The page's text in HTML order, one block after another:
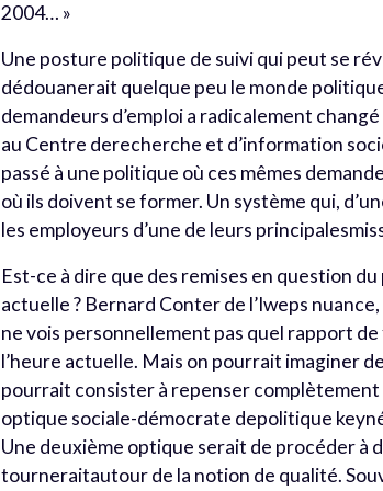
2004… »
Une posture politique de suivi qui peut se
dédouanerait quelque peu le monde
demandeurs d’emploi a radicalement
au Centre derecherche et d’information
passé à une politique où ces mêmes
où ils doivent se former. Un système qui,
les employeurs d’une de leurs
Est-ce à dire que des remises en question
actuelle ? Bernard Conter de l’Iweps
ne vois personnellement pas quel rapport
l’heure actuelle. Mais on pourrait imaginer
pourrait consister à repenser complètement
optique sociale-démocrate depolitique
Une deuxième optique serait de procéder à
tourneraitautour de la notion de qualité.